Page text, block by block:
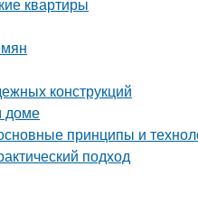
конструкций
доме
принципы и
подход